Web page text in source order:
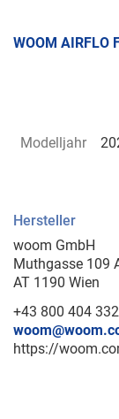
WOOM AIRFLO
Modelljahr
Hersteller
woom GmbH
Muthgasse 109
AT 1190 Wien
+43 800 404 332
https://